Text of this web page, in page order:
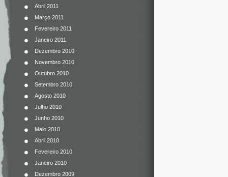
Abril 2011
Março 2011
Fevereiro 2011
Janeiro 2011
Dezembro 2010
Novembro 2010
Outubro 2010
Setembro 2010
Agosto 2010
Julho 2010
Junho 2010
Maio 2010
Abril 2010
Fevereiro 2010
Janeiro 2010
Dezembro 2009